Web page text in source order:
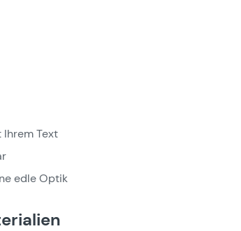
Text
edle Optik